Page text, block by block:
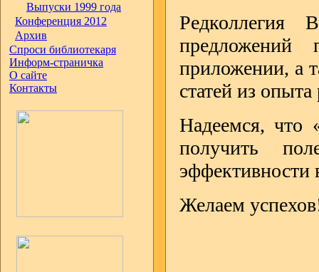
Выпуски 1999 года
Конференция 2012
Архив
Спроси библиотекаря
Информ-страничка
О сайте
Контакты
предложений
приложении, а
статей из
Надеемся,
получить
эффективности
Желаем